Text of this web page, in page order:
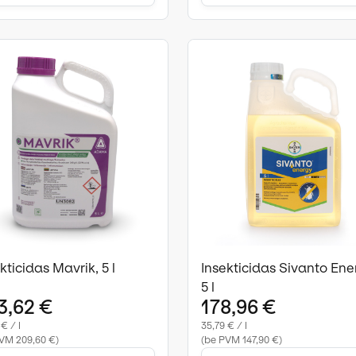
Mavrik, 5 l
€
€ / l
209,60 €)
Insekticidas Sivanto
5 l
178,96 €
35,79 € / l
(be PVM 147,90 €)